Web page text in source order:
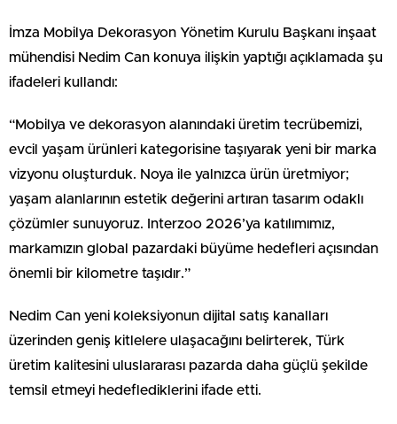
İmza Mobilya Dekorasyon Yönetim Kurulu Başkanı inşaat
mühendisi Nedim Can konuya ilişkin yaptığı açıklamada şu
ifadeleri kullandı:
“Mobilya ve dekorasyon alanındaki üretim tecrübemizi,
evcil yaşam ürünleri kategorisine taşıyarak yeni bir marka
vizyonu oluşturduk. Noya ile yalnızca ürün üretmiyor;
yaşam alanlarının estetik değerini artıran tasarım odaklı
çözümler sunuyoruz. Interzoo 2026’ya katılımımız,
markamızın global pazardaki büyüme hedefleri açısından
önemli bir kilometre taşıdır.”
Nedim Can yeni koleksiyonun dijital satış kanalları
üzerinden geniş kitlelere ulaşacağını belirterek, Türk
üretim kalitesini uluslararası pazarda daha güçlü şekilde
temsil etmeyi hedeflediklerini ifade etti.